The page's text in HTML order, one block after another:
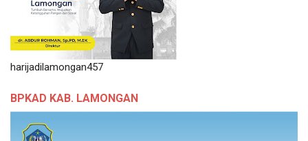
harijadilamongan457
BPKAD KAB. LAMONGAN